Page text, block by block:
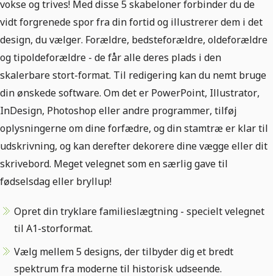
vokse og trives! Med disse 5 skabeloner forbinder du de
vidt forgrenede spor fra din fortid og illustrerer dem i det
design, du vælger. Forældre, bedsteforældre, oldeforældre
og tipoldeforældre - de får alle deres plads i den
skalerbare stort-format. Til redigering kan du nemt bruge
din ønskede software. Om det er PowerPoint, Illustrator,
InDesign, Photoshop eller andre programmer, tilføj
oplysningerne om dine forfædre, og din stamtræ er klar til
udskrivning, og kan derefter dekorere dine vægge eller dit
skrivebord. Meget velegnet som en særlig gave til
fødselsdag eller bryllup!
Opret din tryklare familieslægtning - specielt velegnet
til A1-storformat.
Vælg mellem 5 designs, der tilbyder dig et bredt
spektrum fra moderne til historisk udseende.